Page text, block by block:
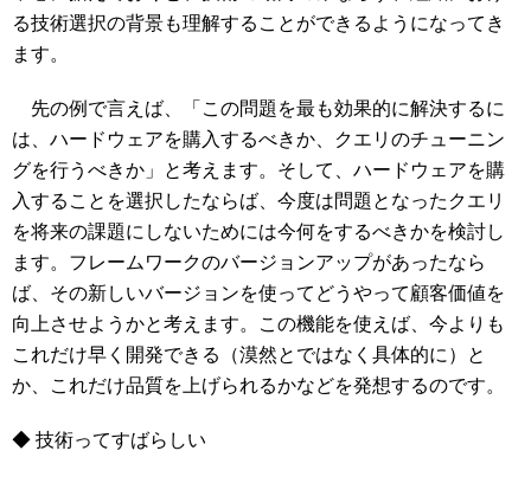
る技術選択の背景も理解することができるようになってき
ます。
先の例で言えば、「この問題を最も効果的に解決するに
は、ハードウェアを購入するべきか、クエリのチューニン
グを行うべきか」と考えます。そして、ハードウェアを購
入することを選択したならば、今度は問題となったクエリ
を将来の課題にしないためには今何をするべきかを検討し
ます。フレームワークのバージョンアップがあったなら
ば、その新しいバージョンを使ってどうやって顧客価値を
向上させようかと考えます。この機能を使えば、今よりも
これだけ早く開発できる（漠然とではなく具体的に）と
か、これだけ品質を上げられるかなどを発想するのです。
◆ 技術ってすばらしい